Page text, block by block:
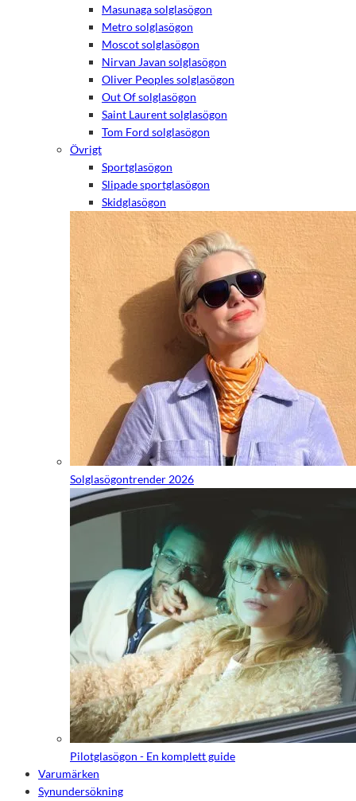
Masunaga solglasögon
Metro solglasögon
Moscot solglasögon
Nirvan Javan solglasögon
Oliver Peoples solglasögon
Out Of solglasögon
Saint Laurent solglasögon
Tom Ford solglasögon
Övrigt
Sportglasögon
Slipade sportglasögon
Skidglasögon
Solglasögontrender 2026
Pilotglasögon - En komplett guide
Varumärken
Synundersökning